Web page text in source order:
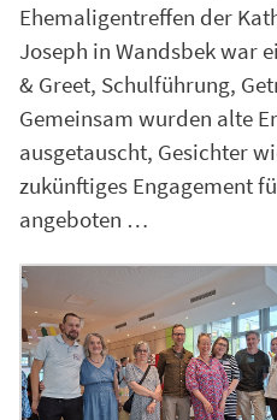
Ehemaligentreffen der
Joseph in Wandsbek war
& Greet, Schulführung,
Gemeinsam wurden alte
ausgetauscht, Gesichter
zukünftiges Engagement
angeboten …